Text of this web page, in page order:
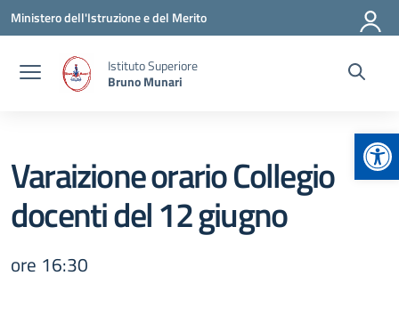
Vai ai contenuti
Vai al menu di navigazione
Vai al footer
Ministero dell'Istruzione e del Merito
Istituto Superiore
Bruno Munari
Varaizione orario Collegio
docenti del 12 giugno
ore 16:30